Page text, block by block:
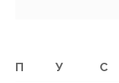
П
У С